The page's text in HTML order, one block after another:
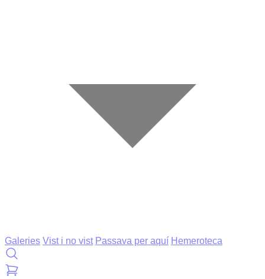
Galeries Vist i no vist Passava per aquí Hemeroteca